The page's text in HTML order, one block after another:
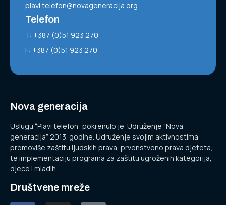
plavi.telefon@novageneracija.org
Telefon
T: +387 (0)51 923 270
F: +387 (0)51 923 270
Nova generacija
Uslugu “Plavi telefon” pokrenulo je Udruženje “Nova
generacija” 2013. godine. Udruženje svojim aktivnostima
promoviše zaštitu ljudskih prava, prvenstveno prava djeteta,
te implementaciju programa za zaštitu ugroženih kategorija,
djece i mladih.
Društvene mreže